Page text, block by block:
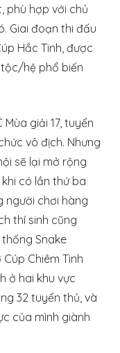
phù hợp với chủ
Giai đoạn thi đấu
Hắc Tinh, được
hệ phổ biến
Mùa giải 17, tuyển
vô địch. Nhưng
sẽ lại mở rộng
có lần thứ ba
người chơi hàng
thí sinh cũng
Snake
Chiêm Tinh
ở hai khu vực
32 tuyển thủ, và
của mình giành